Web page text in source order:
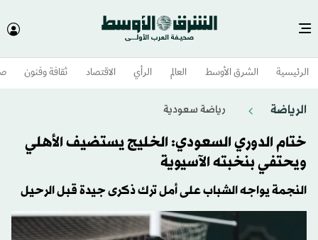
الرئيسية الشرق الأوسط​ العالم الرأي الاقتصاد ثقافة وفنون
الرياضة رياضة سعودية
ختام الدوري السعودي: الخليج يستضيف الأهلي
ويحتفي بنخبته الآسيوية
النجمة يواجه الشباب على أمل ترك ذكرى جيدة قبل الرحيل